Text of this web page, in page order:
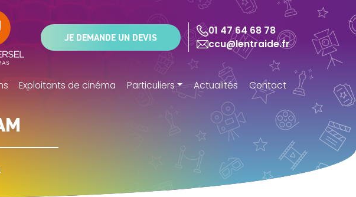
JE DEMANDE UN DEVIS
01 47 64 68 78
ccu@lentraide.fr
Exploitants de cinéma Particuliers Actualités Contact